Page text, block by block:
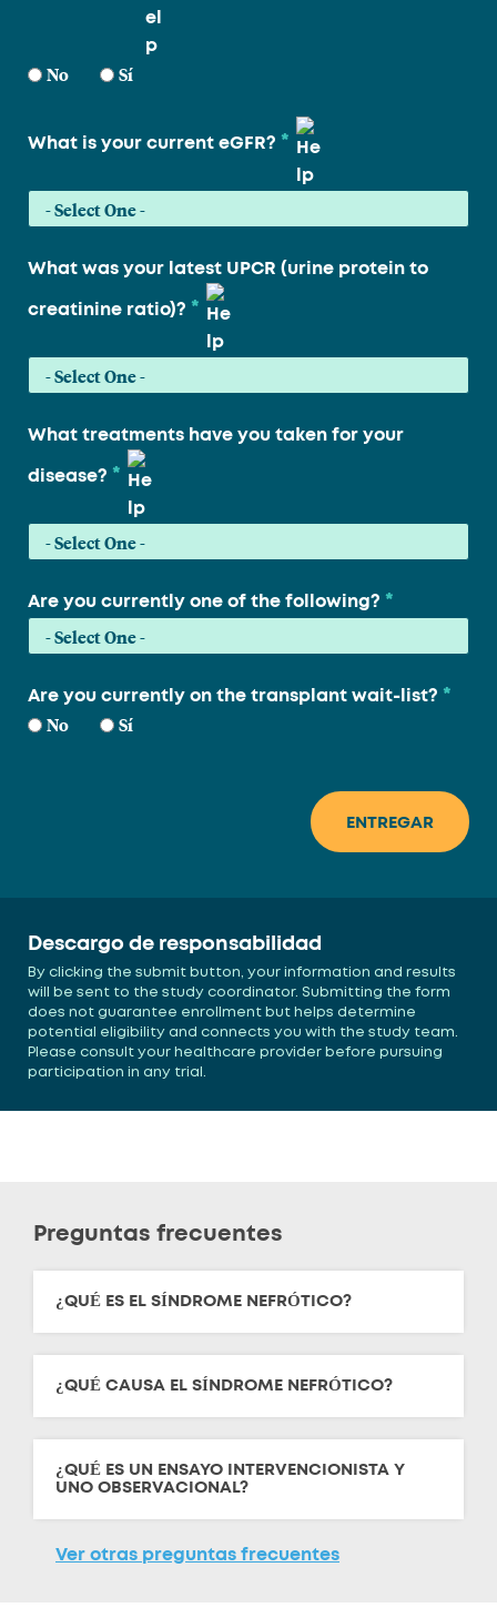
No Sí
What is your current eGFR? *
What was your latest UPCR (urine protein to
creatinine ratio)? *
What treatments have you taken for your
disease? *
Are you currently one of the following? *
Are you currently on the transplant wait-list? *
No Sí
Descargo de responsabilidad
By clicking the submit button, your information and results
will be sent to the study coordinator. Submitting the form
does not guarantee enrollment but helps determine
potential eligibility and connects you with the study team.
Please consult your healthcare provider before pursuing
participation in any trial.
Preguntas frecuentes
¿QUÉ ES EL SÍNDROME NEFRÓTICO?
¿QUÉ CAUSA EL SÍNDROME NEFRÓTICO?
¿QUÉ ES UN ENSAYO INTERVENCIONISTA Y
UNO OBSERVACIONAL?
Ver otras preguntas frecuentes